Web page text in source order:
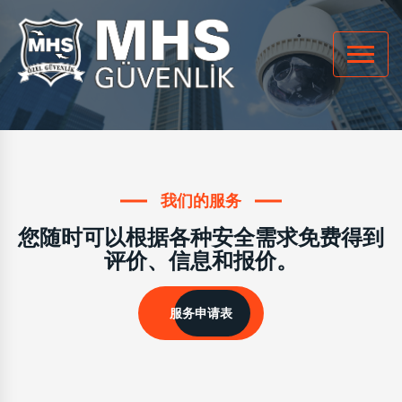
我们的服务
您随时可以根据各种安全需求免费得到
评价、信息和报价。
服务申请表